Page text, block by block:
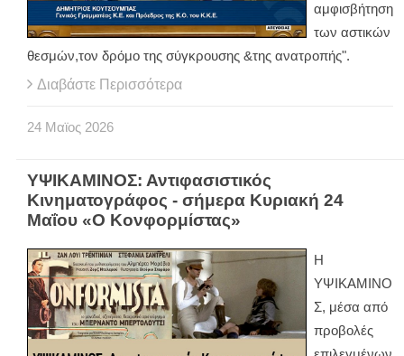
αμφισβήτηση
των αστικών
θεσμών,τον δρόμο της σύγκρουσης &της ανατροπής".
Διαβάστε Περισσότερα
24 Μαϊος 2026
ΥΨΙΚΑΜΙΝΟΣ: Αντιφασιστικός
Κινηματογράφος - σήμερα Κυριακή 24
Μαΐου «Ο Κονφορμίστας»
Η
ΥΨΙΚΑΜΙΝΟ
Σ, μέσα από
προβολές